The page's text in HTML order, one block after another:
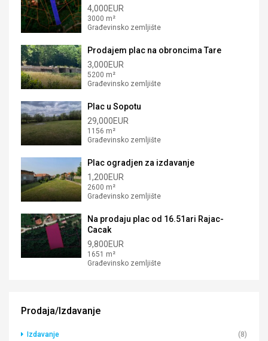
4,000EUR
3000 m²
Građevinsko zemljište
Prodajem plac na obroncima Tare
3,000EUR
5200 m²
Građevinsko zemljište
Plac u Sopotu
29,000EUR
1156 m²
Građevinsko zemljište
Plac ogradjen za izdavanje
1,200EUR
2600 m²
Građevinsko zemljište
Na prodaju plac od 16.51ari Rajac-
Cacak
9,800EUR
1651 m²
Građevinsko zemljište
Prodaja/Izdavanje
Izdavanje (8)